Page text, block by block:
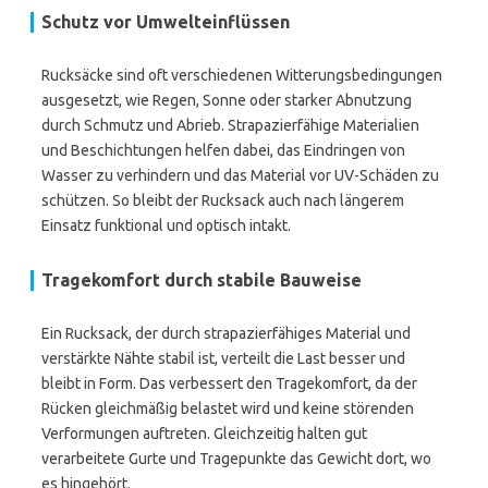
Schutz vor Umwelteinflüssen
Rucksäcke sind oft verschiedenen Witterungsbedingungen
ausgesetzt, wie Regen, Sonne oder starker Abnutzung
durch Schmutz und Abrieb. Strapazierfähige Materialien
und Beschichtungen helfen dabei, das Eindringen von
Wasser zu verhindern und das Material vor UV-Schäden zu
schützen. So bleibt der Rucksack auch nach längerem
Einsatz funktional und optisch intakt.
Tragekomfort durch stabile Bauweise
Ein Rucksack, der durch strapazierfähiges Material und
verstärkte Nähte stabil ist, verteilt die Last besser und
bleibt in Form. Das verbessert den Tragekomfort, da der
Rücken gleichmäßig belastet wird und keine störenden
Verformungen auftreten. Gleichzeitig halten gut
verarbeitete Gurte und Tragepunkte das Gewicht dort, wo
es hingehört.